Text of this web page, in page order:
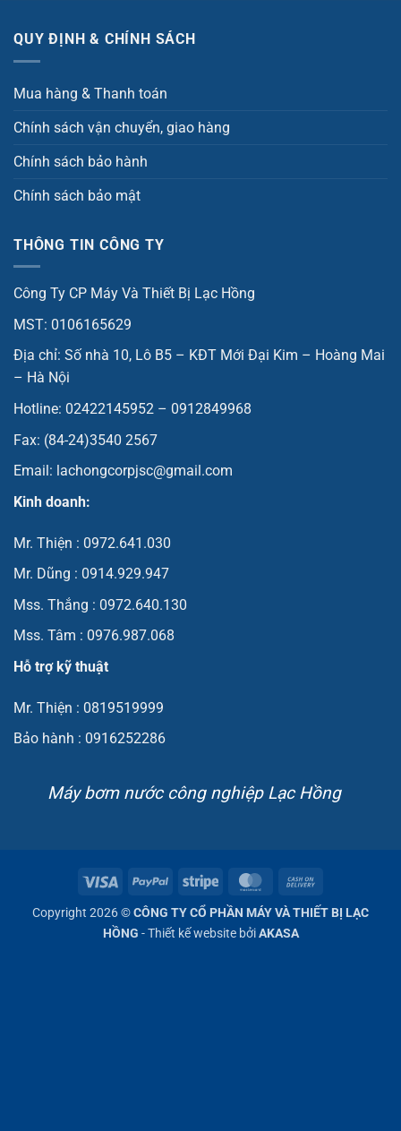
QUY ĐỊNH & CHÍNH SÁCH
Mua hàng & Thanh toán
Chính sách vận chuyển, giao hàng
Chính sách bảo hành
Chính sách bảo mật
THÔNG TIN CÔNG TY
Công Ty CP Máy Và Thiết Bị Lạc Hồng
MST: 0106165629
Địa chỉ: Số nhà 10, Lô B5 – KĐT Mới Đại Kim – Hoàng Mai
– Hà Nội
Hotline: 02422145952 – 0912849968
Fax: (84-24)3540 2567
Email: lachongcorpjsc@gmail.com
Kinh doanh:
Mr. Thiện : 0972.641.030
Mr. Dũng : 0914.929.947
Mss. Thắng : 0972.640.130
Mss. Tâm : 0976.987.068
Hỗ trợ kỹ thuật
Mr. Thiện : 0819519999
Bảo hành : 0916252286
Máy bơm nước công nghiệp Lạc Hồng
Visa PayPal Stripe MasterCard
On
Delivery
Copyright 2026 ©CÔNG TY CỔ PHẦN MÁY VÀ THIẾT BỊ LẠC
HỒNG - Thiết kế website bởiAKASA